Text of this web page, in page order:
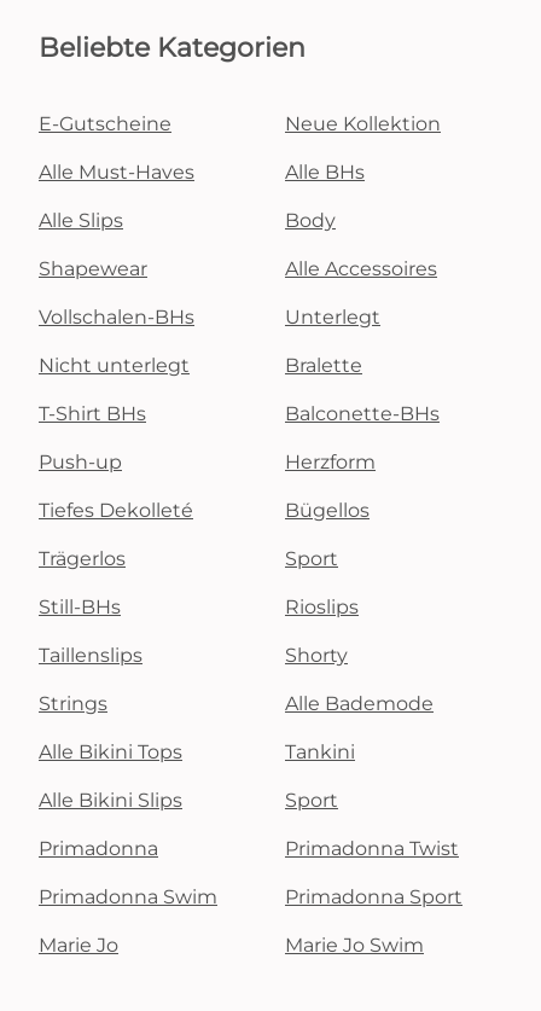
Beliebte Kategorien
E-Gutscheine Neue Kollektion
Alle Must-Haves Alle BHs
Alle Slips Body
Shapewear Alle Accessoires
Vollschalen-BHs Unterlegt
Nicht unterlegt Bralette
T-Shirt BHs Balconette-BHs
Push-up Herzform
Tiefes Dekolleté Bügellos
Trägerlos Sport
Still-BHs Rioslips
Taillenslips Shorty
Strings Alle Bademode
Alle Bikini Tops Tankini
Alle Bikini Slips Sport
Primadonna Primadonna Twist
Primadonna Swim Primadonna Sport
Marie Jo Marie Jo Swim